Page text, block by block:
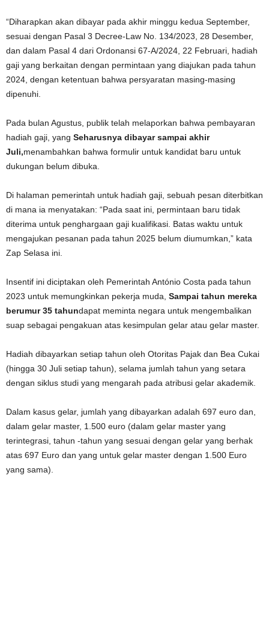
“Diharapkan akan dibayar pada akhir minggu kedua September,
sesuai dengan Pasal 3 Decree-Law No. 134/2023, 28 Desember,
dan dalam Pasal 4 dari Ordonansi 67-A/2024, 22 Februari, hadiah
gaji yang berkaitan dengan permintaan yang diajukan pada tahun
2024, dengan ketentuan bahwa persyaratan masing-masing
dipenuhi.
Pada bulan Agustus, publik telah melaporkan bahwa pembayaran
hadiah gaji, yang Seharusnya dibayar sampai akhir
Juli,menambahkan bahwa formulir untuk kandidat baru untuk
dukungan belum dibuka.
Di halaman pemerintah untuk hadiah gaji, sebuah pesan diterbitkan
di mana ia menyatakan: “Pada saat ini, permintaan baru tidak
diterima untuk penghargaan gaji kualifikasi. Batas waktu untuk
mengajukan pesanan pada tahun 2025 belum diumumkan,” kata
Zap Selasa ini.
Insentif ini diciptakan oleh Pemerintah António Costa pada tahun
2023 untuk memungkinkan pekerja muda, Sampai tahun mereka
berumur 35 tahundapat meminta negara untuk mengembalikan
suap sebagai pengakuan atas kesimpulan gelar atau gelar master.
Hadiah dibayarkan setiap tahun oleh Otoritas Pajak dan Bea Cukai
(hingga 30 Juli setiap tahun), selama jumlah tahun yang setara
dengan siklus studi yang mengarah pada atribusi gelar akademik.
Dalam kasus gelar, jumlah yang dibayarkan adalah 697 euro dan,
dalam gelar master, 1.500 euro (dalam gelar master yang
terintegrasi, tahun -tahun yang sesuai dengan gelar yang berhak
atas 697 Euro dan yang untuk gelar master dengan 1.500 Euro
yang sama).